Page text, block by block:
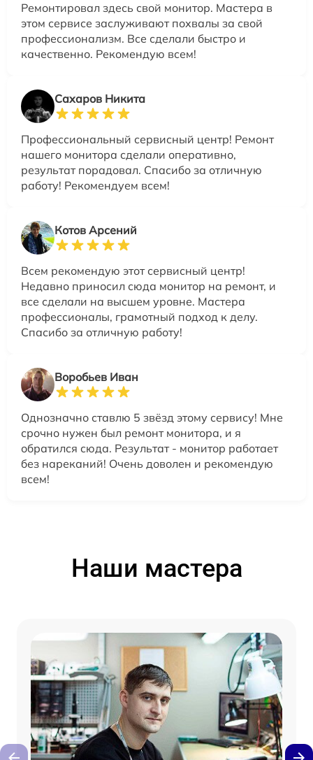
Ремонтировал здесь свой монитор. Мастера в
этом сервисе заслуживают похвалы за свой
профессионализм. Все сделали быстро и
качественно. Рекомендую всем!
Сахаров Никита
Профессиональный сервисный центр! Ремонт
нашего монитора сделали оперативно,
результат порадовал. Спасибо за отличную
работу! Рекомендуем всем!
Котов Арсений
Всем рекомендую этот сервисный центр!
Недавно приносил сюда монитор на ремонт, и
все сделали на высшем уровне. Мастера
профессионалы, грамотный подход к делу.
Спасибо за отличную работу!
Воробьев Иван
Однозначно ставлю 5 звёзд этому сервису! Мне
срочно нужен был ремонт монитора, и я
обратился сюда. Результат - монитор работает
без нареканий! Очень доволен и рекомендую
всем!
Наши мастера